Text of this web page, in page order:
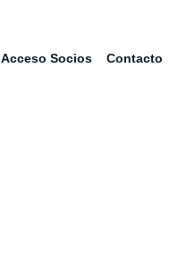
Acceso Socios Contacto